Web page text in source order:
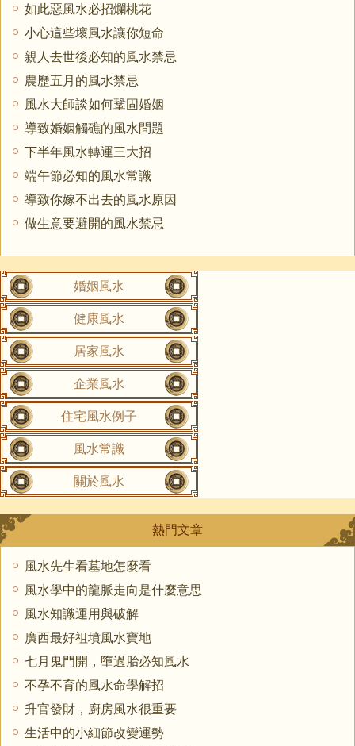
如此惡風水必招爛桃花
小心這些壞風水讓你短命
親人去世後必知的風水禁忌
農歷五月的風水禁忌
風水大師談如何鞏固婚姻
導致婚姻觸礁的風水問題
下半年風水轉運三大招
端午節必知的風水常識
導致你嫁不出去的風水原因
做生意要避開的風水禁忌
婚姻風水
健康風水
居家風水
企業風水
住宅風水例子
風水常識
關於風水
熱門文章
風水先生看墓地怎麼看
風水學中的龍脈走向是什麼意思
風水知識運用與破解
廣西最好祖墳風水寶地
七月鬼門開，墮過胎必知風水
不孕不育的風水命學解招
升官發財，廚房風水很重要
生活中的小細節改變運勢